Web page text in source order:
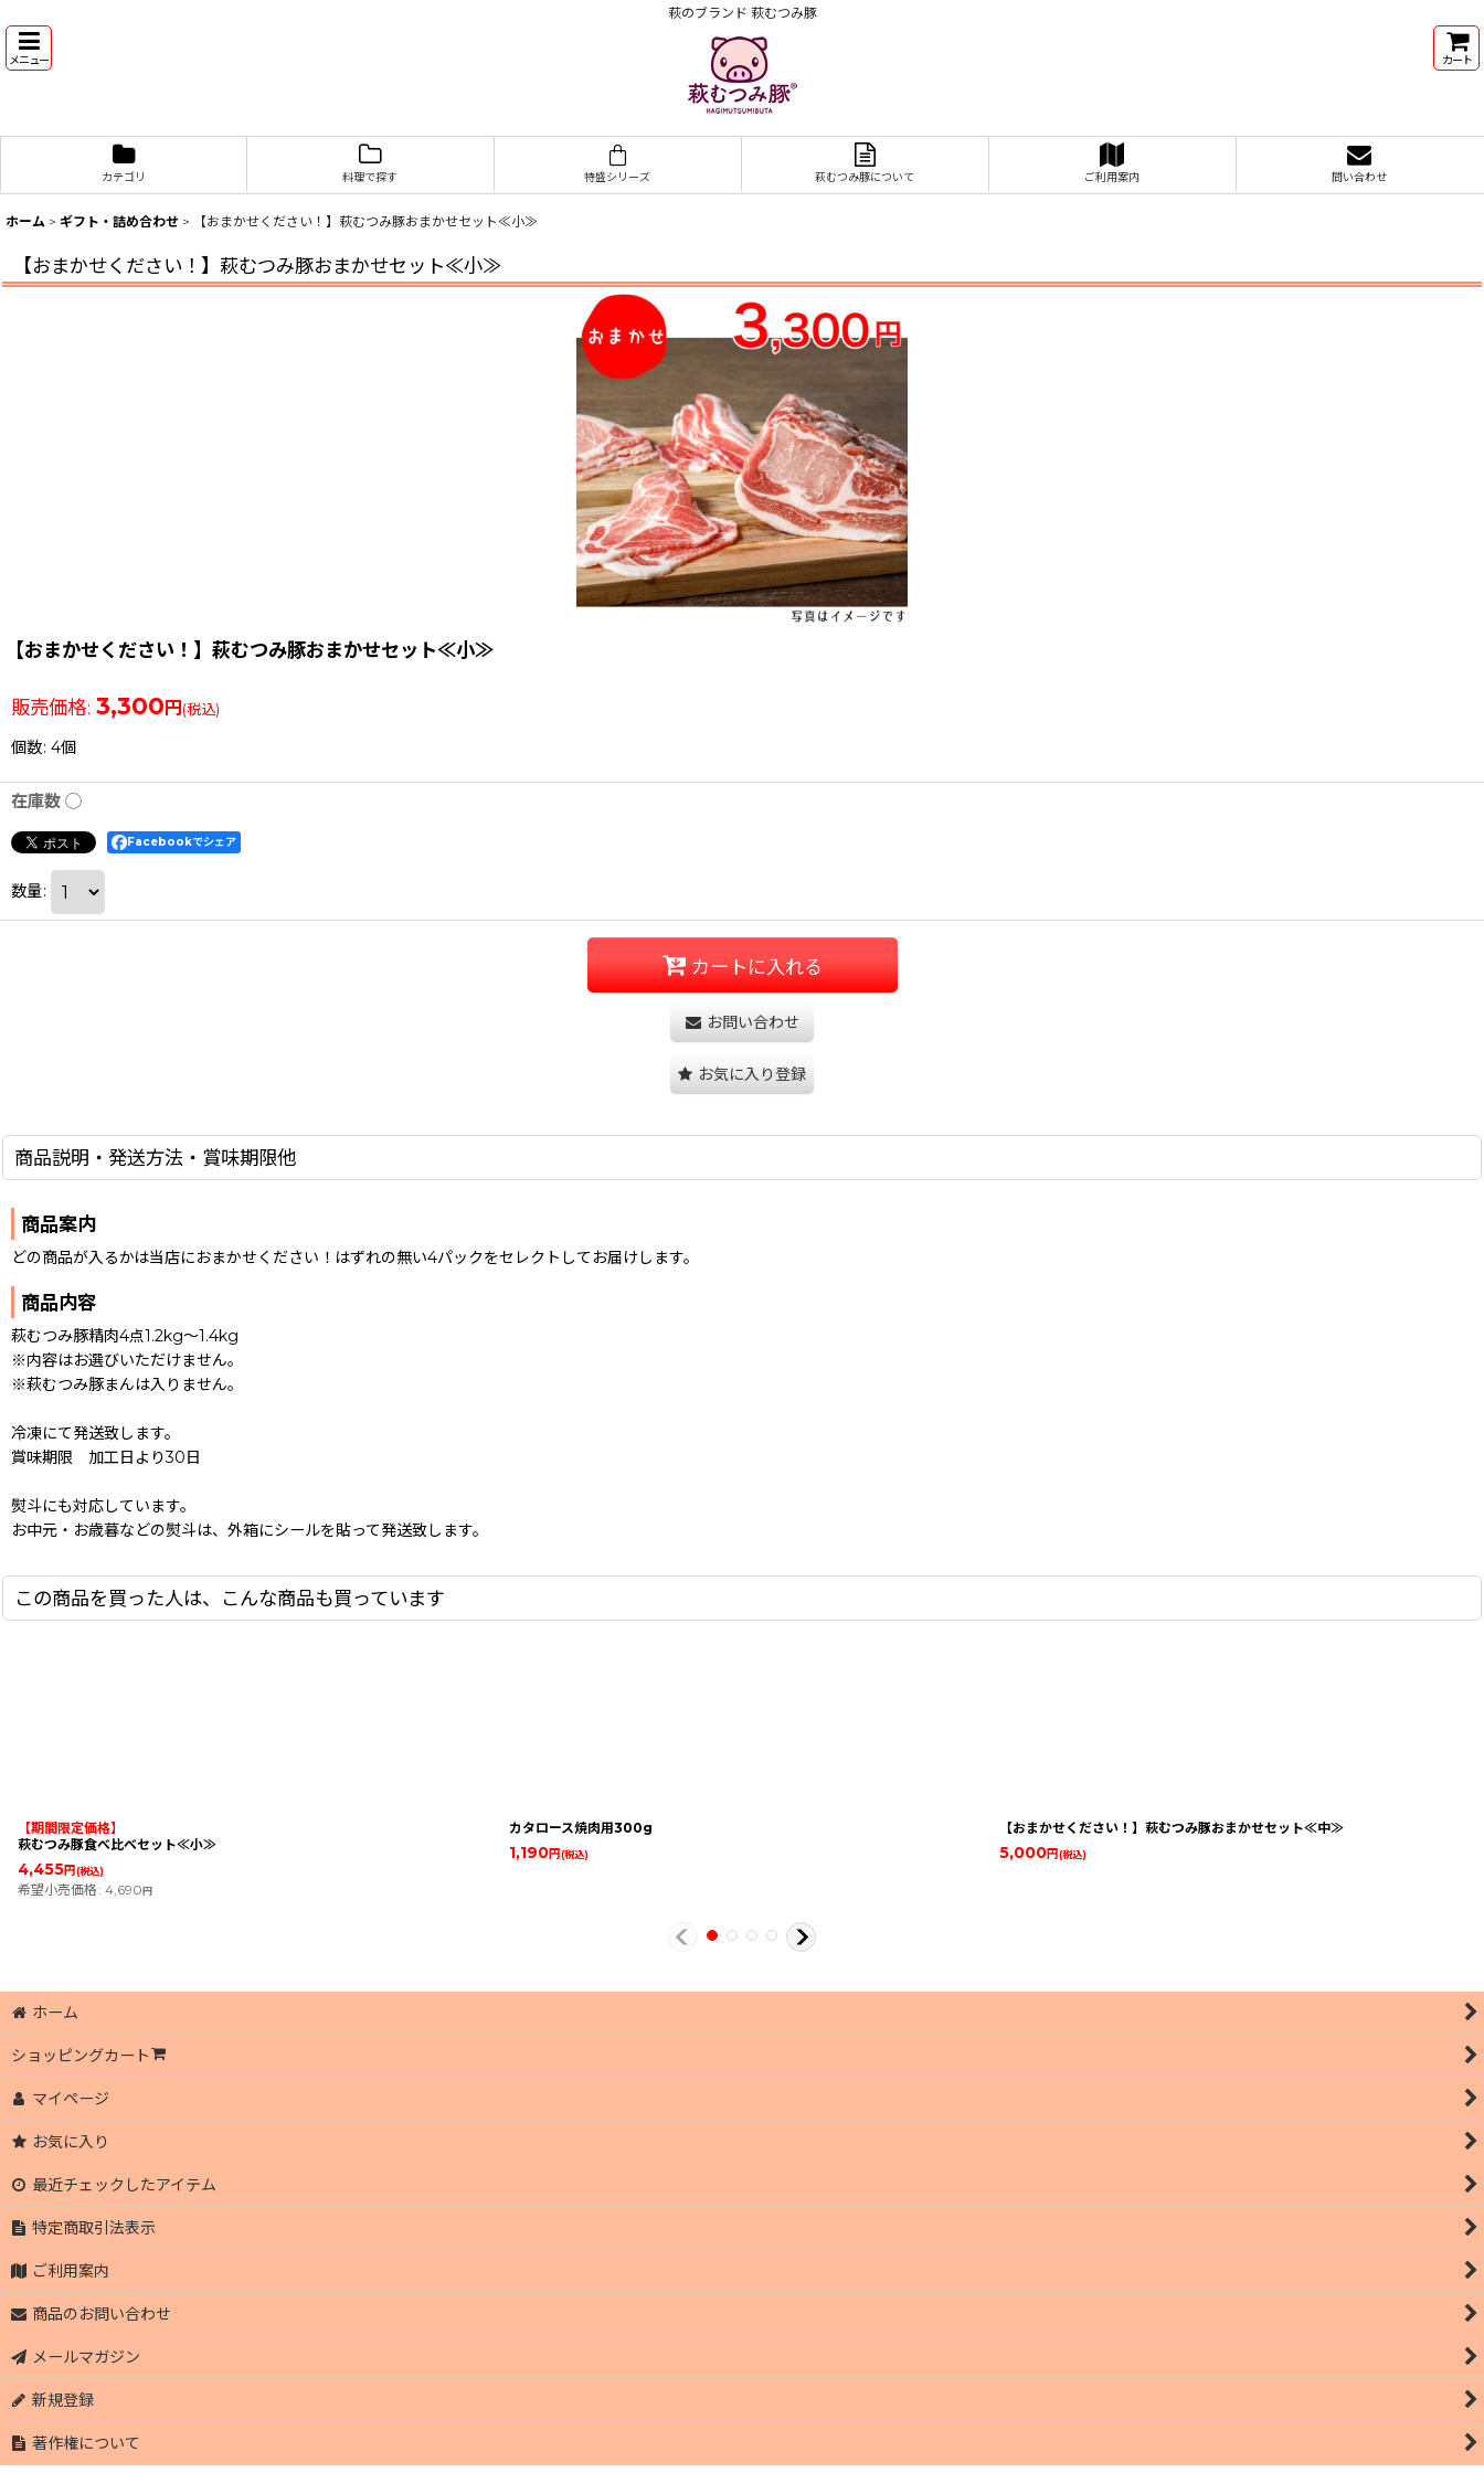
萩のブランド 萩むつみ豚
メニュー カート
カテゴリ 料理で探す 特盛シリーズ 萩むつみ豚について ご利用案内 問い合わせ
ホーム > ギフト・詰め合わせ > 【おまかせください！】萩むつみ豚おまかせセット≪小≫
【おまかせください！】萩むつみ豚おまかせセット≪小≫
【おまかせください！】萩むつみ豚おまかせセット≪小≫
販売価格: 3,300 円 (税込)
個数: 4個
在庫数 ◯
Facebookでシェア
数量:
カートに入れる
お問い合わせ
お気に入り登録
商品説明・発送方法・賞味期限他
商品案内
どの商品が入るかは当店におまかせください！はずれの無い4パックをセレクトしてお届けします。
商品内容
萩むつみ豚精肉4点1.2kg〜1.4kg
※内容はお選びいただけません。
※萩むつみ豚まんは入りません。
冷凍にて発送致します。
賞味期限 加工日より30日
熨斗にも対応しています。
お中元・お歳暮などの熨斗は、外箱にシールを貼って発送致します。
この商品を買った人は、こんな商品も買っています
【期間限定価格】
萩むつみ豚食べ比べセット≪小≫
4,455円(税込)
希望小売価格: 4,690円
カタロース焼肉用300g
1,190円(税込)
【おまかせください！】萩むつみ豚おまかせセット≪中≫
5,000円(税込)
ホーム
ショッピングカート
マイページ
お気に入り
最近チェックしたアイテム
特定商取引法表示
ご利用案内
商品のお問い合わせ
メールマガジン
新規登録
著作権について